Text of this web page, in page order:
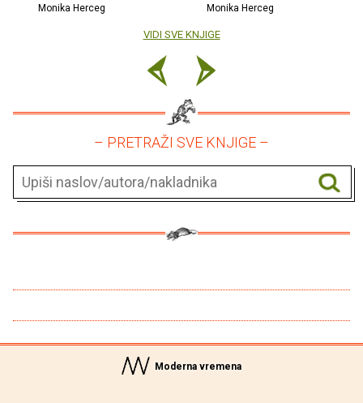
Monika Herceg Monika Herceg
VIDI SVE KNJIGE
– PRETRAŽI SVE KNJIGE –
Moderna vremena